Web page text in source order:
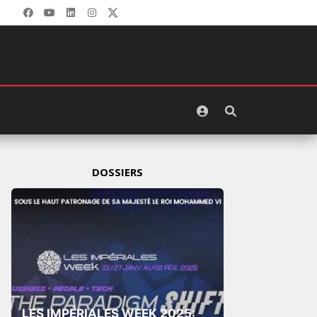
DOSSIERS
LES IMPÉRIALES WEEK 2025: